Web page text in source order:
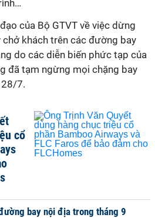
của Bộ GTVT về việc dừng
khách trên các đường bay
do các diễn biến phức tạp của
đã tạm ngừng mọi chặng bay
28/7.
cổ
bay nội địa trong tháng 9